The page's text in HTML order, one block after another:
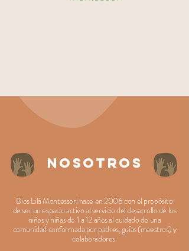
Nosotros
Bios Lilá Montessori nace en 2006 con el propósito
de ser un espacio activo al servicio del desarrollo de los
niños y niñas de 1 a 12 años al cuidado de una
comunidad conformada por padres, guías (maestros) y
colaboradores.